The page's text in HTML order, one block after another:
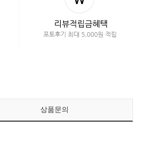
상품문의